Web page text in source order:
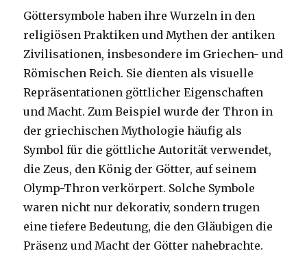
Göttersymbole haben ihre Wurzeln in den
religiösen Praktiken und Mythen der antiken
Zivilisationen, insbesondere im Griechen- und
Römischen Reich. Sie dienten als visuelle
Repräsentationen göttlicher Eigenschaften
und Macht. Zum Beispiel wurde der Thron in
der griechischen Mythologie häufig als
Symbol für die göttliche Autorität verwendet,
die Zeus, den König der Götter, auf seinem
Olymp-Thron verkörpert. Solche Symbole
waren nicht nur dekorativ, sondern trugen
eine tiefere Bedeutung, die den Gläubigen die
Präsenz und Macht der Götter nahebrachte.